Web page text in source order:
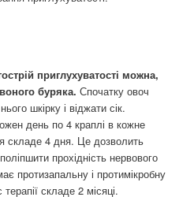
приглухуватості можна,
буряка. Спочатку овоч
шкірку і віджати сік.
день по 4 краплі в кожне
складе 4 дня. Це дозволить
прохідність нервового
протизапальну і протимікробну
складе 2 місяці.